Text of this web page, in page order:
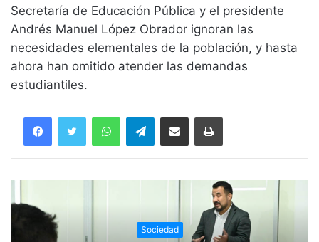
Secretaría de Educación Pública y el presidente
Andrés Manuel López Obrador ignoran las
necesidades elementales de la población, y hasta
ahora han omitido atender las demandas
estudiantiles.
WhatsAppTelegramCompartir vía email Imprimir
Sociedad